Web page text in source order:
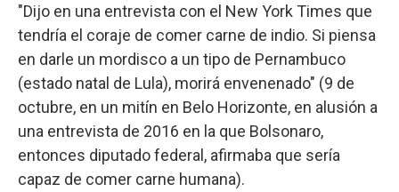
"Dijo en una entrevista con el New York Times que
tendría el coraje de comer carne de indio. Si piensa
en darle un mordisco a un tipo de Pernambuco
(estado natal de Lula), morirá envenenado" (9 de
octubre, en un mitín en Belo Horizonte, en alusión a
una entrevista de 2016 en la que Bolsonaro,
entonces diputado federal, afirmaba que sería
capaz de comer carne humana).